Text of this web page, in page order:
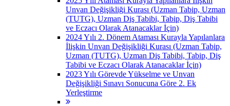
Unvan Değişikliği Kurası (Uzman Tabip, Uzman
(TUTG), Uzman Diş Tabibi, Tabip, Diş Tabibi
ve Eczacı Olarak Atanacaklar İçin)
2024 Yılı 2. Dönem Ataması Kurayla Yapılanlara
İlişkin Unvan Değişikliği Kurası (Uzman Tabip,
Uzman (TUTG), Uzman Diş Tabibi, Tabip, Diş
Tabibi ve Eczacı Olarak Atanacaklar İçin)
2023 Yılı Görevde Yükselme ve Unvan
Değişikliği Sınavı Sonucuna Göre 2. Ek
Yerleştirme